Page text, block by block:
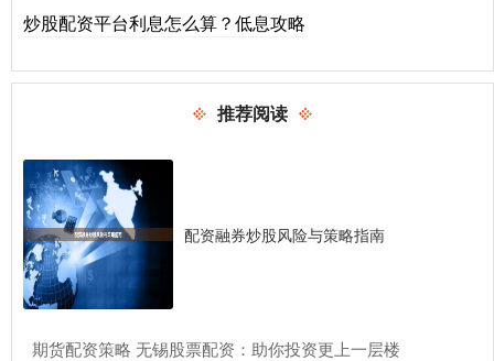
炒股配资平台利息怎么算？低息攻略
推荐阅读
配资融券炒股风险与策略指南
​期货配资策略 无锡股票配资：助你投资更上一层楼